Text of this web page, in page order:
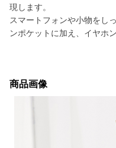
現します。
スマートフォンや小物をし
ンポケットに加え、イヤホ
商品画像